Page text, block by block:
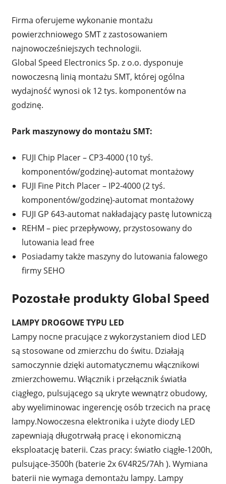
Firma oferujeme wykonanie montażu
powierzchniowego SMT z zastosowaniem
najnowocześniejszych technologii.
Global Speed Electronics Sp. z o.o. dysponuje
nowoczesną linią montażu SMT, której ogólna
wydajność wynosi ok 12 tys. komponentów na
godzinę.
Park maszynowy do montażu SMT:
FUJI Chip Placer – CP3-4000 (10 tyś.
komponentów/godzinę)-automat montażowy
FUJI Fine Pitch Placer – IP2-4000 (2 tyś.
komponentów/godzinę)-automat montażowy
FUJI GP 643-automat nakładający pastę lutowniczą
REHM – piec przepływowy, przystosowany do
lutowania lead free
Posiadamy także maszyny do lutowania falowego
firmy SEHO
Pozostałe produkty Global Speed
LAMPY DROGOWE TYPU LED
Lampy nocne pracujące z wykorzystaniem diod LED
są stosowane od zmierzchu do świtu. Działają
samoczynnie dzięki automatycznemu włącznikowi
zmierzchowemu. Włącznik i przełącznik światła
ciągłego, pulsującego są ukryte wewnątrz obudowy,
aby wyeliminowac ingerencję osób trzecich na pracę
lampy.Nowoczesna elektronika i użyte diody LED
zapewniają długotrwałą pracę i ekonomiczną
eksploatację baterii. Czas pracy: światło ciągłe-1200h,
pulsujące-3500h (baterie 2x 6V4R25/7Ah ). Wymiana
baterii nie wymaga demontażu lampy. Lampy